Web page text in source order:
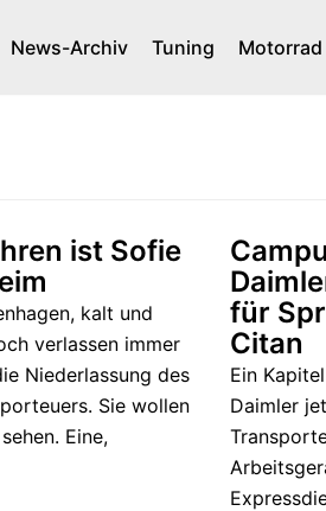
News-Archiv Tuning Motorrad
ist Sofie
kalt und
verlassen immer
Niederlassung des
Sie wollen
Eine,
für
Citan
Ein
Daimler